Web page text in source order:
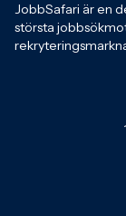
JobbSafari är en
största